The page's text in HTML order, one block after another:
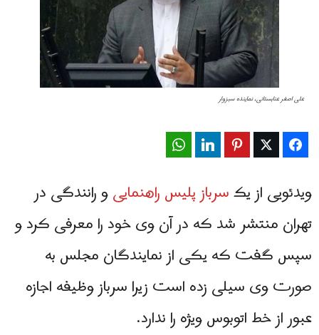
علی اصغر عنابستانی، نماینده سبزوار
Facebook
Twitter
Pinterest
LinkedIn
ویدئویی از یکسرباز پلیس راهنماییو رانندگی در
تهران منتشر شد که در آن وی خود را معرفی کرد و
سپس گفت که یکی از نمایندگان مجلس به
صورت وی سیلی زده است زیرا سرباز وظیفه اجازه
عبور از خط اتوبوس ویژه را ندارد.